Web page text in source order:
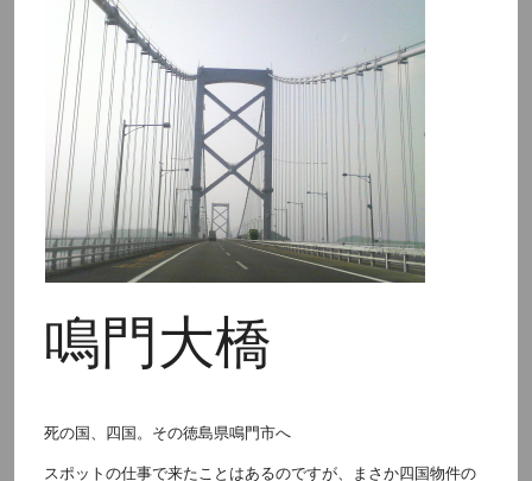
鳴門大橋
死の国、四国。その徳島県鳴門市へ
スポットの仕事で来たことはあるのですが、まさか四国物件の